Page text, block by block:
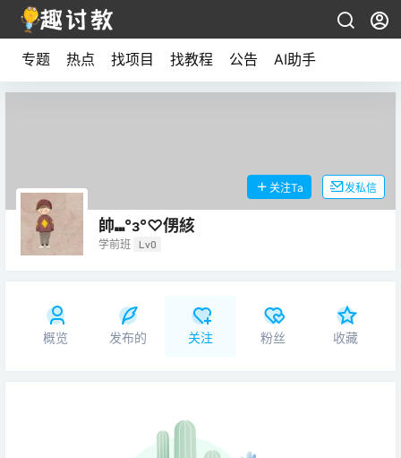
专题 热点 找项目 找教程 公告 AI助手
帥⑉°з°♡侽絯
学前班 Lv0
关注Ta 发私信
概览 发布的 关注 粉丝 收藏